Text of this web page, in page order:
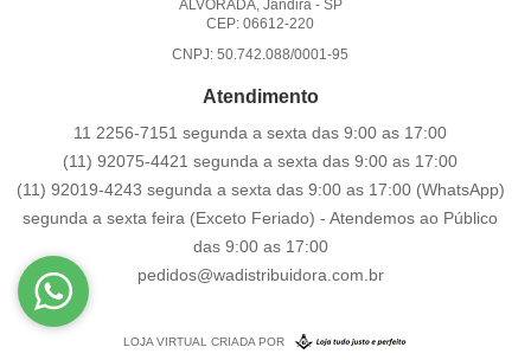
ALVORADA, Jandira - SP
CEP: 06612-220
CNPJ: 50.742.088/0001-95
Atendimento
11 2256-7151 segunda a sexta das 9:00 as 17:00
(11) 92075-4421 segunda a sexta das 9:00 as 17:00
(11) 92019-4243 segunda a sexta das 9:00 as 17:00 (WhatsApp)
segunda a sexta feira (Exceto Feriado) - Atendemos ao Público
das 9:00 as 17:00
pedidos@wadistribuidora.com.br
LOJA VIRTUAL CRIADA POR